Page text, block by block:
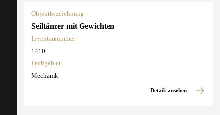
Objektbezeichnung
Seiltänzer mit Gewichten
Inventarnummer
1410
Fachgebiet
Mechanik
Details ansehen